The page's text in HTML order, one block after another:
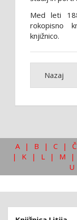
Med leti
rokopisno
knjižnico.
Nazaj
A | B | C | Č
|
K | L | M |
U